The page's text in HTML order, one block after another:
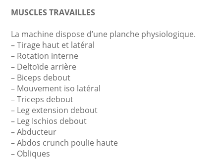
MUSCLES TRAVAILLES
La machine dispose d’une planche physiologique.
– Tirage haut et latéral
– Rotation interne
– Deltoïde arrière
– Biceps debout
– Mouvement iso latéral
– Triceps debout
– Leg extension debout
– Leg Ischios debout
– Abducteur
– Abdos crunch poulie haute
– Obliques